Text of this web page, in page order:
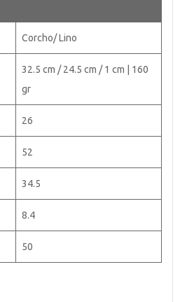
Corcho/ Lino
32.5 cm / 24.5 cm / 1 cm | 160
gr
26
52
34.5
8.4
50